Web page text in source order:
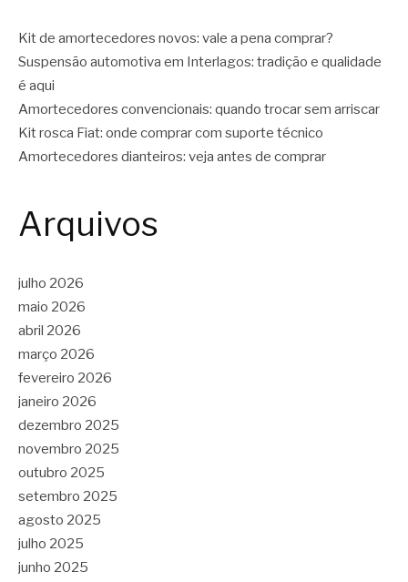
Kit de amortecedores novos: vale a pena comprar?
Suspensão automotiva em Interlagos: tradição e qualidade
é aqui
Amortecedores convencionais: quando trocar sem arriscar
Kit rosca Fiat: onde comprar com suporte técnico
Amortecedores dianteiros: veja antes de comprar
Arquivos
julho 2026
maio 2026
abril 2026
março 2026
fevereiro 2026
janeiro 2026
dezembro 2025
novembro 2025
outubro 2025
setembro 2025
agosto 2025
julho 2025
junho 2025